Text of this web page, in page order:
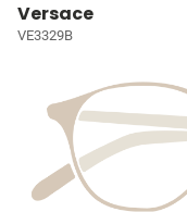
Versace
VE3329B